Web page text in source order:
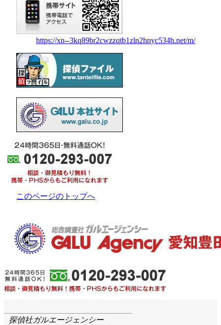
https://xn--3kq89br2cwzzqtb1zln2hnyc534h.net/m/
このページのトップへ
探偵社ガルエージェンシー